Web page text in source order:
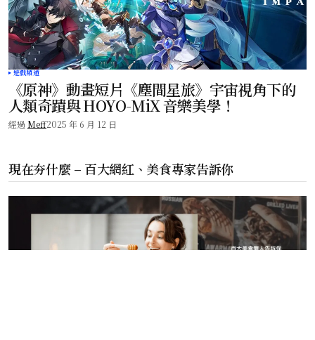
遊戲頻道
《原神》動畫短片《塵間星旅》宇宙視角下的
人類奇蹟與 HOYO-MiX 音樂美學！
經過 Meff2025 年 6 月 12 日
現在夯什麼 – 百大網紅、美食專家告訴你